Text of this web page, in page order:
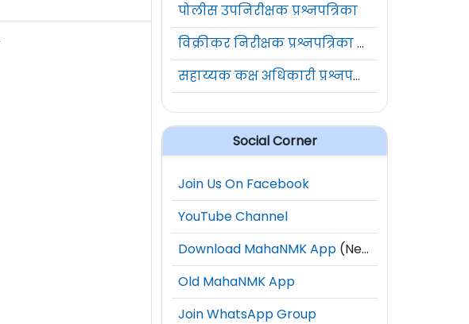
पोलीस उपनिरीक्षक प्रश्नपत्रिका
विक्रीकर निरीक्षक प्रश्नपत्रिका संच
सहाय्यक कक्ष अधिकारी प्रश्नपत्रिका संच
Social Corner
Join Us On Facebook
YouTube Channel
Download MahaNMK App (New)
Old MahaNMK App
Join WhatsApp Group